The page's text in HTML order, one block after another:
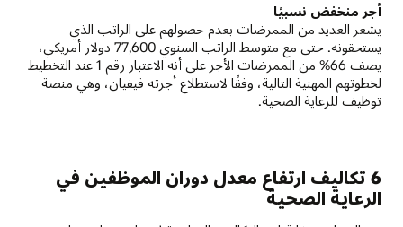
أجر منخفض نسبيًا
يشعر العديد من الممرضات بعدم حصولهم على الراتب الذي
يستحقونه. حتى مع متوسط الراتب السنوي 77,600 دولار أمريكي،
يصف 66% من الممرضات الأجر على أنه الاعتبار رقم 1 عند التخطيط
لخطوتهم المهنية التالية، وفقًا لاستطلاع أجرته فيفيان، وهي منصة
توظيف للرعاية الصحية.
6 تكاليف ارتفاع معدل دوران الموظفين في
الرعاية الصحية